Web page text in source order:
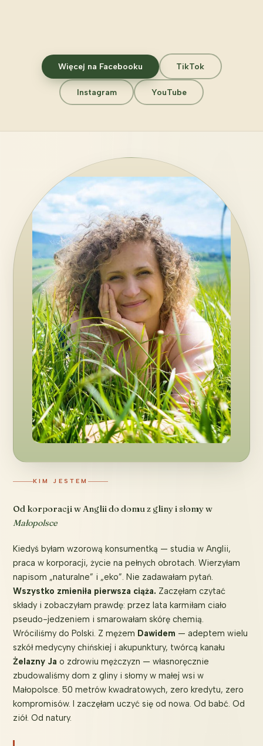
Więcej na Facebooku TikTok
Instagram YouTube
KIM JESTEM
Od korporacji w Anglii do domu z gliny i słomy w
Małopolsce
Kiedyś byłam wzorową konsumentką — studia w Anglii,
praca w korporacji, życie na pełnych obrotach. Wierzyłam
napisom „naturalne” i „eko”. Nie zadawałam pytań.
Wszystko zmieniła pierwsza ciąża. Zaczęłam czytać
składy i zobaczyłam prawdę: przez lata karmiłam ciało
pseudo-jedzeniem i smarowałam skórę chemią.
Wróciliśmy do Polski. Z mężem Dawidem — adeptem wielu
szkół medycyny chińskiej i akupunktury, twórcą kanału
Żelazny Ja o zdrowiu mężczyzn — własnoręcznie
zbudowaliśmy dom z gliny i słomy w małej wsi w
Małopolsce. 50 metrów kwadratowych, zero kredytu, zero
kompromisów. I zaczęłam uczyć się od nowa. Od babć. Od
ziół. Od natury.